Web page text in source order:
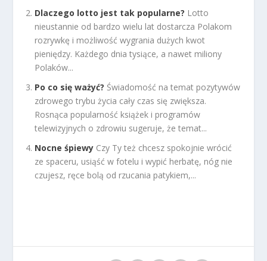
Dlaczego lotto jest tak popularne? Lotto
nieustannie od bardzo wielu lat dostarcza Polakom
rozrywkę i możliwość wygrania dużych kwot
pieniędzy. Każdego dnia tysiące, a nawet miliony
Polaków...
Po co się ważyć? Świadomość na temat pozytywów
zdrowego trybu życia cały czas się zwiększa.
Rosnąca popularność książek i programów
telewizyjnych o zdrowiu sugeruje, że temat...
Nocne śpiewy Czy Ty też chcesz spokojnie wrócić
ze spaceru, usiąść w fotelu i wypić herbatę, nóg nie
czujesz, ręce bolą od rzucania patykiem,...